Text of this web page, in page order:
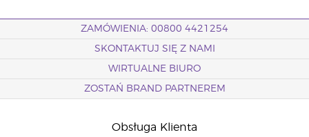
ZAMÓWIENIA: 00800 4421254
SKONTAKTUJ SIĘ Z NAMI
WIRTUALNE BIURO
ZOSTAŃ BRAND PARTNEREM
Obsługa Klienta